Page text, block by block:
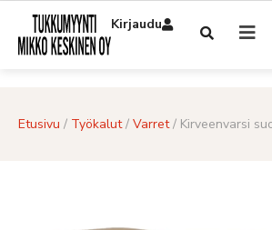
Kirjaudu
Etusivu / Työkalut/ Varret/ Kirveenvarsi